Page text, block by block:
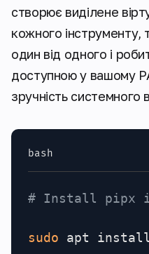
створює виділене
кожного інструменту,
один від одного і
доступною у вашому
зручність
bash
# Install pipx
sudo apt